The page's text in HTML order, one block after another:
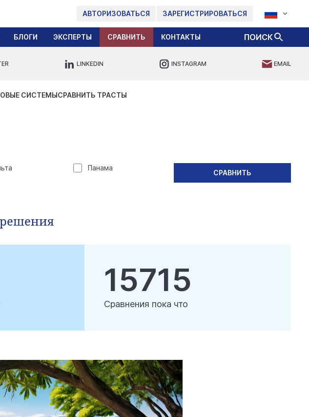
АВТОРИЗОВАТЬСЯ ЗАРЕГИСТРИРОВАТЬСЯ
БЛОГИ ЭКСПЕРТЫ СРАВНИТЬ КОНТАКТЫ ПОИСК
LINKEDIN INSTAGRAM EMAIL
СИСТЕМЫСРАВНИТЬ ТРАСТЫ
Панама
15715
Сравнения пока что